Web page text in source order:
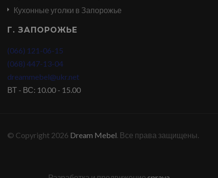
Кухонные уголки в Запорожье
Г. ЗАПОРОЖЬЕ
(066) 121-06-15
(068) 447-13-04
dreammebel@ukr.net
ВТ - ВС: 10.00 - 15.00
© Copyright 2026 Dream Mebel . Все права защищены.